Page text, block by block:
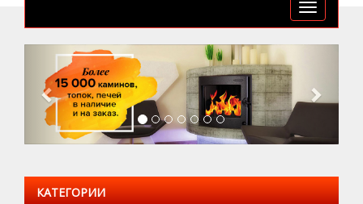
Toggle
navigation
Previous
КАТЕГОРИИ